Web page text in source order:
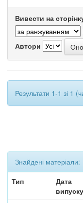
Вивести на
Автори
Результати 1-1 зі 1
Знайдені матеріали:
Тип
Дата
випуску